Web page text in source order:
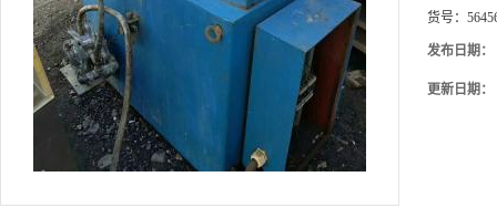
货号：
发布日期：
更新日期：